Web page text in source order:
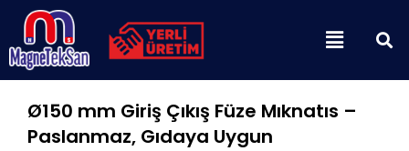
İçeriğe
Menu
Ø150 mm Giriş Çıkış Füze Mıknatıs –
Paslanmaz, Gıdaya Uygun